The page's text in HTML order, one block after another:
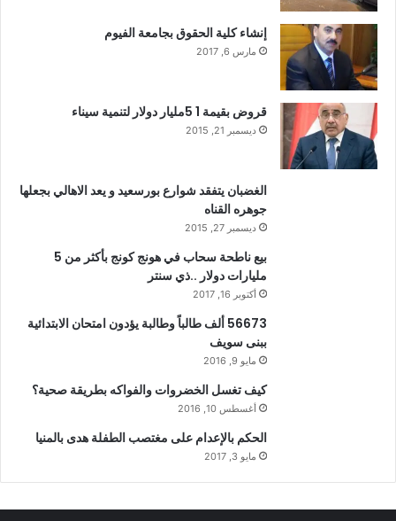
إنشاء كلية الحقوق بجامعة الفيوم
مارس 6, 2017
قروض بقيمة 1 5مليار دولار لتنمية سيناء
ديسمبر 21, 2015
الغضبان يتفقد شوارع بورسعيد و يعد الاهالي بجعلها
جوهره القناه
ديسمبر 27, 2015
بيع ناطحة سحاب في هونج كونج بأكثر من 5
مليارات دولار ..ذي سنتر
أكتوبر 16, 2017
56673 ألف طالباً وطالبة يؤدون امتحان الابتدائية
ببنى سويف
مايو 9, 2016
كيف تغسل الخضروات والفواكه بطريقة صحية؟
أغسطس 10, 2016
الحكم بالإعدام على مغتصب الطفلة هدى بالمنيا
مايو 3, 2017